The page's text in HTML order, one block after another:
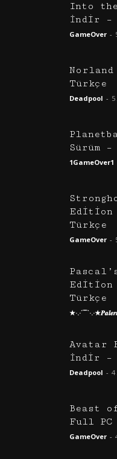
Into the
İndir –
GameOver -
Türkçe
Deadpool -
Sürüm
1GameOver1
Edition
Türkçe
GameOver -
Edition
Türkçe
Avatar
İndir –
Deadpool - 4
Beast
Full PC
GameOver -